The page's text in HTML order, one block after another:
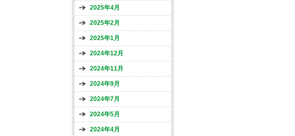
2025年4月
2025年2月
2025年1月
2024年12月
2024年11月
2024年9月
2024年7月
2024年5月
2024年4月